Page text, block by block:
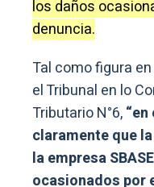
los daños
denuncia.
Tal como figura
el Tribunal en lo
Tributario N°6,
claramente que
la empresa
ocasionados por